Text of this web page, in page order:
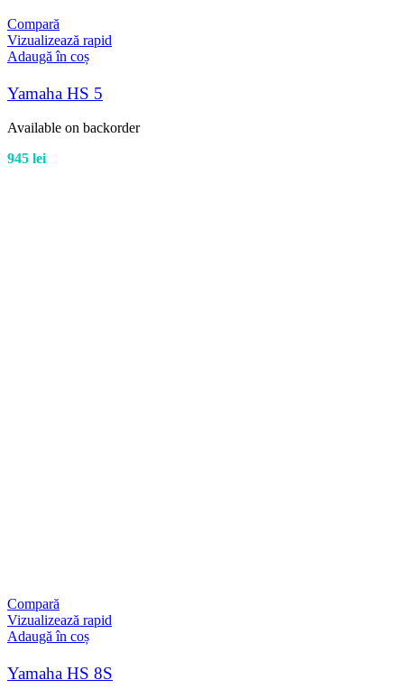
Compară
Vizualizează rapid
Adaugă în coș
Yamaha HS 5
Available on backorder
945 lei
Compară
Vizualizează rapid
Adaugă în coș
Yamaha HS 8S